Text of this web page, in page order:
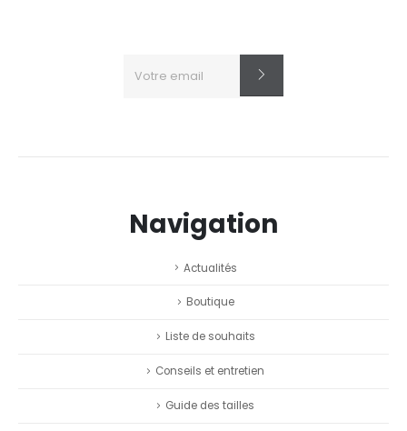
Navigation
Actualités
Boutique
Liste de souhaits
Conseils et entretien
Guide des tailles